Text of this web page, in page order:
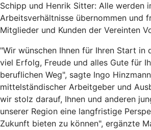
Schipp und Henrik Sitter: Alle werden
Arbeitsverhältnisse übernommen und
Mitglieder und Kunden der Vereinten
"Wir wünschen Ihnen für Ihren Start in
viel Erfolg, Freude und alles Gute für
beruflichen Weg", sagte Ingo
mittelständischer Arbeitgeber und
wir stolz darauf, Ihnen und anderen
unserer Region eine langfristige
Zukunft bieten zu können", ergänzte